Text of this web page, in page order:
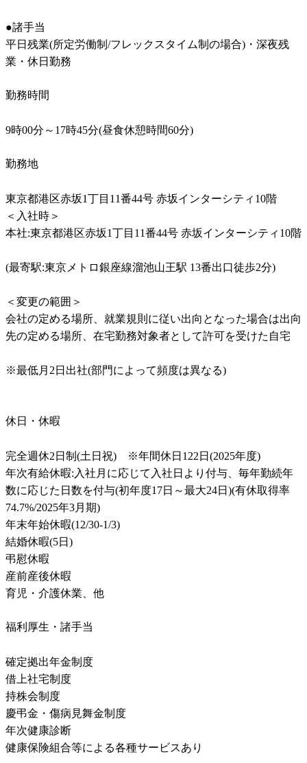
●諸手当
平日残業(所定労働制/フレックスタイム制の場合)・深夜残
勤務時間
9時00分～17時45分(昼食休憩時間60分)
勤務地
東京都港区赤坂1丁目11番44号 赤坂インターシティ10階
＜入社時＞
本社:東京都港区赤坂1丁目11番44号 赤坂インターシティ10階
(最寄駅:東京メトロ銀座線溜池山王駅 13番出口徒歩2分)
＜変更の範囲＞
会社の定める場所、就業規則に従い出向となった場合は出向
先の定める場所、在宅勤務対象者として許可を受けた自宅
※最低月2日出社(部門によって頻度は異なる)
休日・休暇
完全週休2日制(土日祝)　※年間休日122日(2025年度)
年次有給休暇:入社月に応じて入社日より付与、毎年勤続年
数に応じた日数を付与(初年度17日～最大24日)(有休取得率
74.7%/2025年3月期)
年末年始休暇(12/30-1/3)
結婚休暇(5日)
弔慰休暇
産前産後休暇
育児・介護休業、他
福利厚生・諸手当
確定拠出年金制度
借上社宅制度
持株会制度
慶弔金・傷病見舞金制度
年次健康診断
健康保険組合等による各種サービスあり